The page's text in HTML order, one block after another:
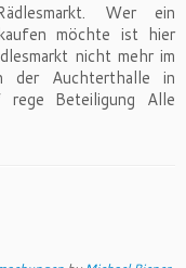
Wer ein
möchte ist hier
nicht mehr im
der Auchterthalle in
Beteiligung Alle